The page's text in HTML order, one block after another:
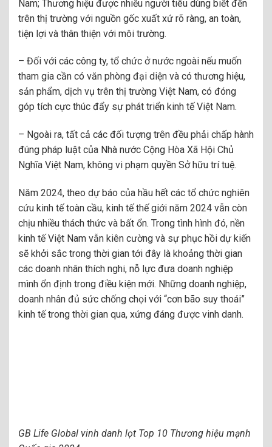
Nam; Thương hiệu được nhiều người tiêu dùng biết đến
trên thị trường với nguồn gốc xuất xứ rõ ràng, an toàn,
tiện lợi và thân thiện với môi trường.
– Đối với các công ty, tổ chức ở nước ngoài nếu muốn
tham gia cần có văn phòng đại diện và có thương hiệu,
sản phẩm, dịch vụ trên thị trường Việt Nam, có đóng
góp tích cực thúc đẩy sự phát triển kinh tế Việt Nam.
– Ngoài ra, tất cả các đối tượng trên đều phải chấp hành
đúng pháp luật của Nhà nước Cộng Hòa Xã Hội Chủ
Nghĩa Việt Nam, không vi phạm quyền Sở hữu trí tuệ.
Năm 2024, theo dự báo của hầu hết các tổ chức nghiên
cứu kinh tế toàn cầu, kinh tế thế giới năm 2024 vẫn còn
chịu nhiều thách thức và bất ổn. Trong tình hình đó, nền
kinh tế Việt Nam vẫn kiên cường và sự phục hồi dự kiến
sẽ khởi sắc trong thời gian tới đây là khoảng thời gian
các doanh nhân thích nghi, nỗ lực đưa doanh nghiệp
mình ổn định trong điều kiện mới. Những doanh nghiệp,
doanh nhân đủ sức chống chọi với “cơn bão suy thoái”
kinh tế trong thời gian qua, xứng đáng được vinh danh.
GB Life Global vinh danh lọt Top 10 Thương hiệu mạnh